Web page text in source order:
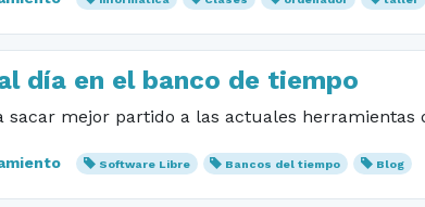
día en el banco de tiempo
sacar mejor partido a las actuales herramientas
Software Libre Bancos del tiempo Blog